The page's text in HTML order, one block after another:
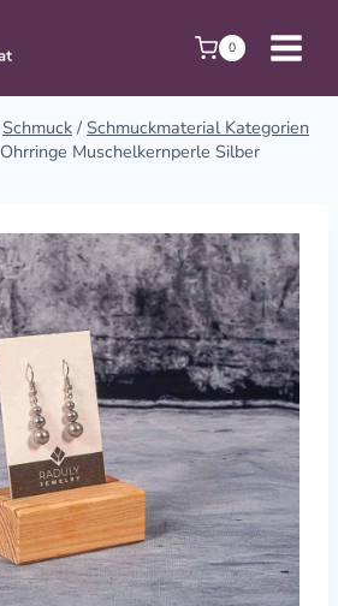
0
Schmuck / Schmuckmaterial Kategorien
Ohrringe Muschelkernperle Silber